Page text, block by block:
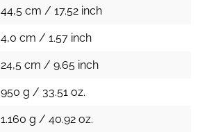
44,5 cm / 17.52 inch
4,0 cm / 1.57 inch
24,5 cm / 9.65 inch
950 g / 33.51 oz.
1.160 g / 40.92 oz.